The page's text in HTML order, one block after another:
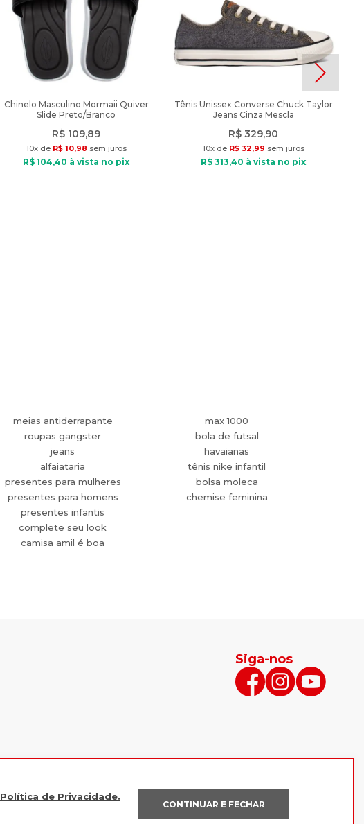
Política de Privacidade.
CONTINUAR E FECHAR
Chinelo Masculino Mormaii Quiver
Slide Preto/Branco
R$ 109,89
10x de R$ 10,98 sem juros
R$ 104,40 à vista no pix
Tênis Unissex Converse Chuck Taylor
Jeans Cinza Mescla
R$ 329,90
10x de R$ 32,99 sem juros
R$ 313,40 à vista no pix
meias antiderrapante
roupas gangster
jeans
alfaiataria
presentes para mulheres
presentes para homens
presentes infantis
complete seu look
camisa amil é boa
max 1000
bola de futsal
havaianas
tênis nike infantil
bolsa moleca
chemise feminina
Siga-nos